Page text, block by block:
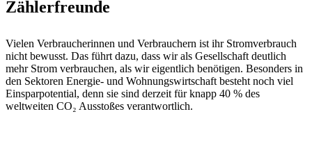
Zählerfreunde
Vielen Verbraucherinnen und Verbrauchern ist ihr Stromverbrauch
nicht bewusst. Das führt dazu, dass wir als Gesellschaft deutlich
mehr Strom verbrauchen, als wir eigentlich benötigen. Besonders in
den Sektoren Energie- und Wohnungswirtschaft besteht noch viel
Einsparpotential, denn sie sind derzeit für knapp 40 % des
weltweiten CO₂ Ausstoßes verantwortlich.